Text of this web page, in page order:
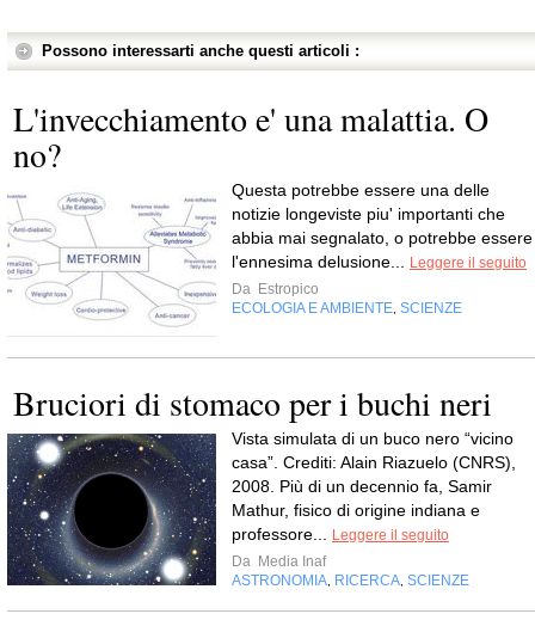
Possono interessarti anche questi articoli :
L'invecchiamento e' una malattia. O
no?
Questa potrebbe essere una delle
notizie longeviste piu' importanti che
abbia mai segnalato, o potrebbe essere
l'ennesima delusione...
Leggere il seguito
Da Estropico
ECOLOGIA E AMBIENTE SCIENZE
Bruciori di stomaco per i buchi neri
Vista simulata di un buco nero “vicino
casa”. Crediti: Alain Riazuelo (CNRS),
2008. Più di un decennio fa, Samir
Mathur, fisico di origine indiana e
professore...
Leggere il seguito
Da Media Inaf
ASTRONOMIA RICERCA SCIENZE